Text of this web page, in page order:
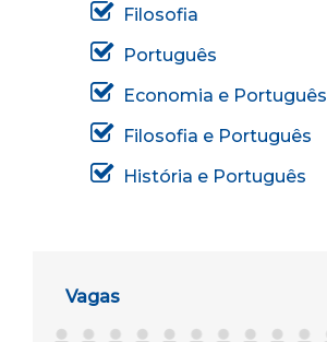
Filosofia
Português
Economia e Português
Filosofia e Português
História e Português
Vagas